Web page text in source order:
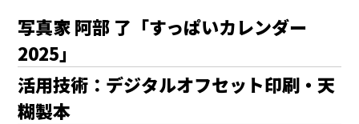
写真家 阿部 了「すっぱいカレンダー
2025」
活用技術：デジタルオフセット印刷・天
糊製本